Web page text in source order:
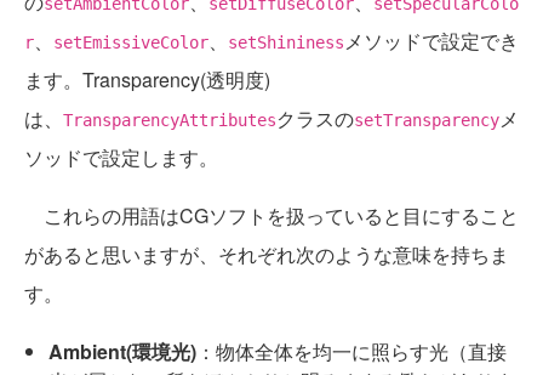
r、 setEmissiveColor、 setShininessメソッドで設定でき
ます。Transparency(透明度)
は、
TransparencyAttributesクラスのsetTransparencyメ
ソッドで設定します。
これらの用語はCGソフトを扱っていると目にすること
があると思いますが、それぞれ次のような意味を持ちま
す。
Ambient(環境光) ：物体全体を均一に照らす光（直接